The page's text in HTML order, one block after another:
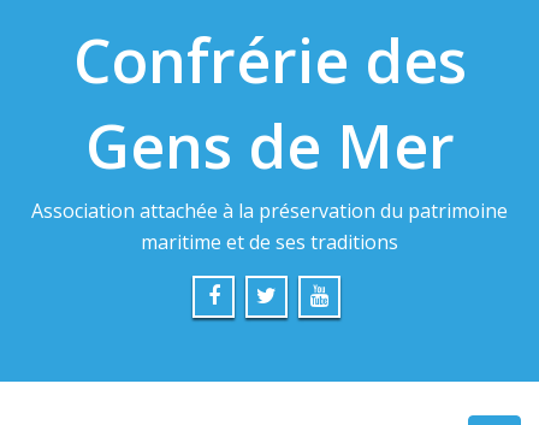
Confrérie des
Gens de Mer
Association attachée à la préservation du patrimoine
maritime et de ses traditions